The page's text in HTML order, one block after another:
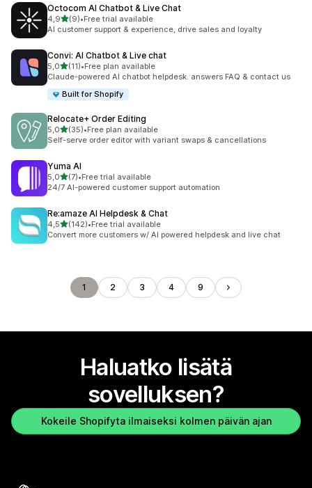
Octocom AI Chatbot & Live Chat
4,9/ 5 tähteä
(9)
9 arvostelua yhteensä
•Free trial available
AI customer support & experience, drive sales and loyalty
Convi: AI Chatbot & Live chat
5,0/ 5 tähteä
(11)
11 arvostelua yhteensä
•Free plan available
Claude-powered AI chatbot helpdesk. answers FAQ & contact us
Built for Shopify
Relocate+ Order Editing
5,0/ 5 tähteä
(35)
35 arvostelua yhteensä
•Free plan available
Self-serve order editor with variant swaps & cancellations
Yuma AI
5,0/ 5 tähteä
(7)
7 arvostelua yhteensä
•Free trial available
24/7 AI-powered customer support automation
Re:amaze AI Helpdesk & Chat
4,5/ 5 tähteä
(142)
142 arvostelua yhteensä
•Free trial available
Convert more customers w/ AI powered helpdesk and live chat
1 2 3 4 9
Haluatko lisätä
sovelluksen?
Kokeile Shopifyta ilmaiseksi kolmen päivän ajan